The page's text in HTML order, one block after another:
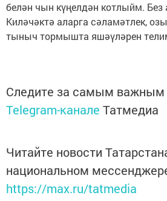
белән чын күңелдән котлыйм. Без
Киләчәктә аларга сәламәтлек,
тыныч тормышта яшәүләрен
Следите за самым важным
Telegram-канале Татмедиа
Читайте новости
национальном
https://max.ru/tatmedia